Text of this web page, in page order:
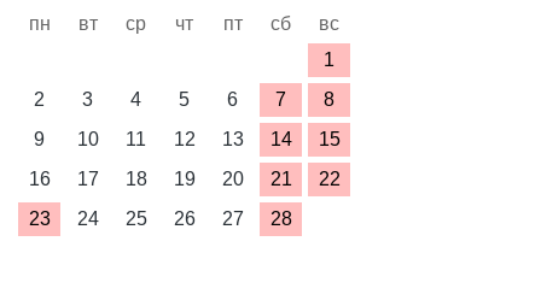
пн вт ср чт пт сб
вс
1
2
3 4 5 6 7
8
9
10 11 12 13 14
15
16
17 18 19 20 21
22
23
24 25 26 27 28